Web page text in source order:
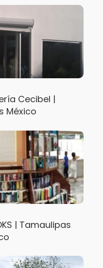
Cecibel |
México
| Tamaulipas